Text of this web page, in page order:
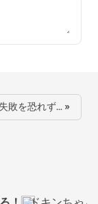
失敗を恐れず… »